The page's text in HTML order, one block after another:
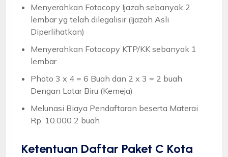
Menyerahkan Fotocopy Ijazah sebanyak 2
lembar yg telah dilegalisir (Ijazah Asli
Diperlihatkan)
Menyerahkan Fotocopy KTP/KK sebanyak 1
lembar
Photo 3 x 4 = 6 Buah dan 2 x 3 = 2 buah
Dengan Latar Biru (Kemeja)
Melunasi Biaya Pendaftaran beserta Materai
Rp. 10.000 2 buah
Ketentuan Daftar Paket C Kota